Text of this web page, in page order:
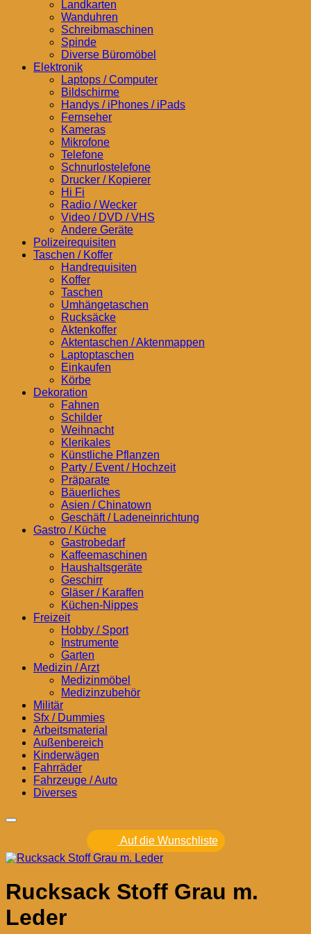
Landkarten
Wanduhren
Schreibmaschinen
Spinde
Diverse Büromöbel
Elektronik
Laptops / Computer
Bildschirme
Handys / iPhones / iPads
Fernseher
Kameras
Mikrofone
Telefone
Schnurlostelefone
Drucker / Kopierer
Hi Fi
Radio / Wecker
Video / DVD / VHS
Andere Geräte
Polizeirequisiten
Taschen / Koffer
Handrequisiten
Koffer
Taschen
Umhängetaschen
Rucksäcke
Aktenkoffer
Aktentaschen / Aktenmappen
Laptoptaschen
Einkaufen
Körbe
Dekoration
Fahnen
Schilder
Weihnacht
Klerikales
Künstliche Pflanzen
Party / Event / Hochzeit
Präparate
Bäuerliches
Asien / Chinatown
Geschäft / Ladeneinrichtung
Gastro / Küche
Gastrobedarf
Kaffeemaschinen
Haushaltsgeräte
Geschirr
Gläser / Karaffen
Küchen-Nippes
Freizeit
Hobby / Sport
Instrumente
Garten
Medizin / Arzt
Medizinmöbel
Medizinzubehör
Militär
Sfx / Dummies
Arbeitsmaterial
Außenbereich
Kinderwägen
Fahrräder
Fahrzeuge / Auto
Diverses
Auf die Wunschliste
Rucksack Stoff Grau m.
Leder